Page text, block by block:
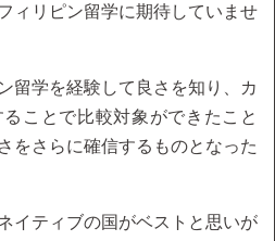
ィリピン留学に期待していませ
留学を経験して良さを知り、カ
ことで比較対象ができたこと
をさらに確信するものとなった
イティブの国がベストと思いが